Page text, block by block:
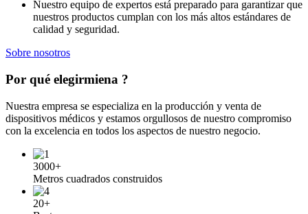
Nuestro equipo de expertos está preparado para garantizar que
nuestros productos cumplan con los más altos estándares de
calidad y seguridad.
Sobre nosotros
Por qué elegirmiena ?
Nuestra empresa se especializa en la producción y venta de
dispositivos médicos y estamos orgullosos de nuestro compromiso
con la excelencia en todos los aspectos de nuestro negocio.
3000+
Metros cuadrados construidos
20+